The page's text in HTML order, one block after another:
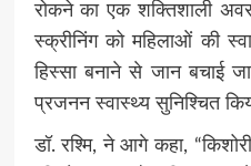
रोकने का एक शक्तिशाली
स्क्रीनिंग को महिलाओं की
हिस्सा बनाने से जान
प्रजनन स्वास्थ्य सुनिश्चित
डॉ. रश्मि, ने आगे कहा,